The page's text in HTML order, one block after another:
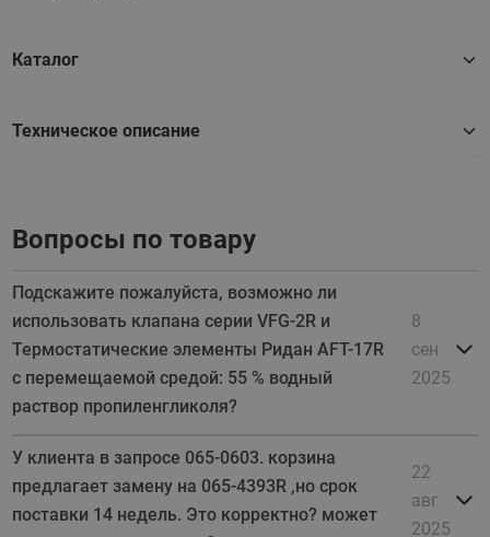
Каталог
Техническое описание
Вопросы по товару
Подскажите пожалуйста, возможно ли
использовать клапана серии VFG-2R и
Термостатические элементы Ридан AFT-17R
с перемещаемой средой: 55 % водный
раствор пропиленгликоля?
8
сен
2025
У клиента в запросе 065-0603. корзина
предлагает замену на 065-4393R ,но срок
поставки 14 недель. Это корректно? может
22
авг
2025